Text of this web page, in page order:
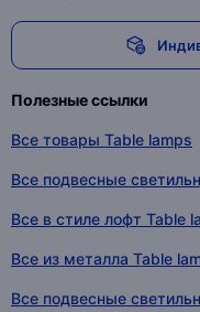
Полезные ссылки
Все товары Table lamps
Все подвесные
Все в стиле лофт Table
Все из металла Table
Все подвесные